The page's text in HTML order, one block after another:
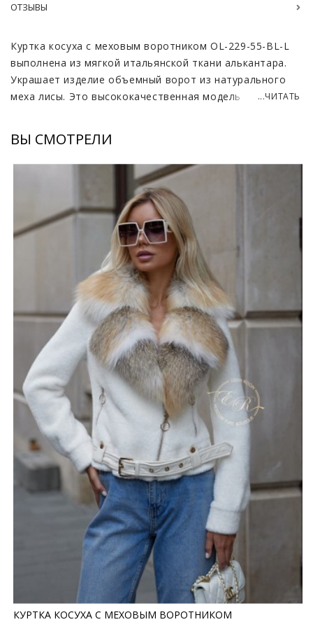
ОТЗЫВЫ
Куртка косуха с меховым воротником OL-229-55-BL-L
выполнена из мягкой итальянской ткани алькантара.
Украшает изделие объемный ворот из натурального
меха лисы. Это высококачественная модель для
Ее уже высоко ценят автоледи и любительницы
активно проводить время. Длина 60 см не сковывает
движения, а узкая манжета обеспечивает комфортное
ношение.
Экошубка имеет приталенный силуэт. Застегивается на
ассиметричную молнию с внутренней ветрозащитной
планкой. Два вшитых кармана декорированы
металлическими змейками с кольцом бегунком.
Придать образу завершенность и дополнительно
защитить от ветра и холода помогает регулируемый
ремешок по низу куртки. Модель одинаково хорошо
сочетается с кроссовками, массивными ботинками,
кедами, сапогами и классическими демисезонными
туфлями. Выбор аксессуаров не ограничен.
*описание несет информационный характер, состав и
правила ухода могут быть изменены производителем
...ЧИТАТЬ
ВЫ СМОТРЕЛИ
КУРТКА КОСУХА С МЕХОВЫМ ВОРОТНИКОМ